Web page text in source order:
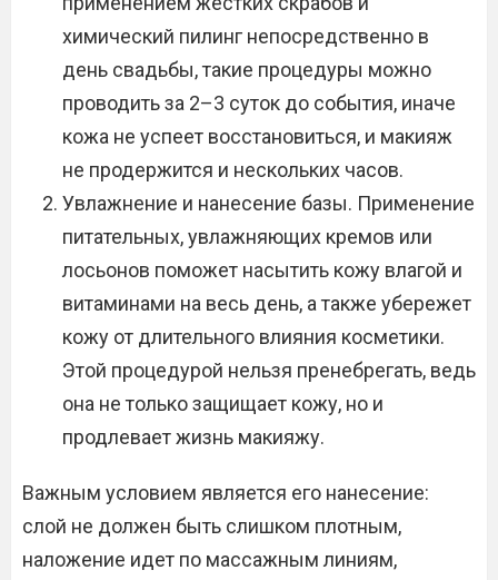
химический пилинг непосредственно в
день свадьбы, такие процедуры можно
проводить за 2–3 суток до события, иначе
кожа не успеет восстановиться, и макияж
не продержится и нескольких часов.
Увлажнение и нанесение базы. Применение
питательных, увлажняющих кремов или
лосьонов поможет насытить кожу влагой и
витаминами на весь день, а также убережет
кожу от длительного влияния косметики.
Этой процедурой нельзя пренебрегать, ведь
она не только защищает кожу, но и
продлевает жизнь макияжу.
Важным условием является его нанесение:
слой не должен быть слишком плотным,
наложение идет по массажным линиям,